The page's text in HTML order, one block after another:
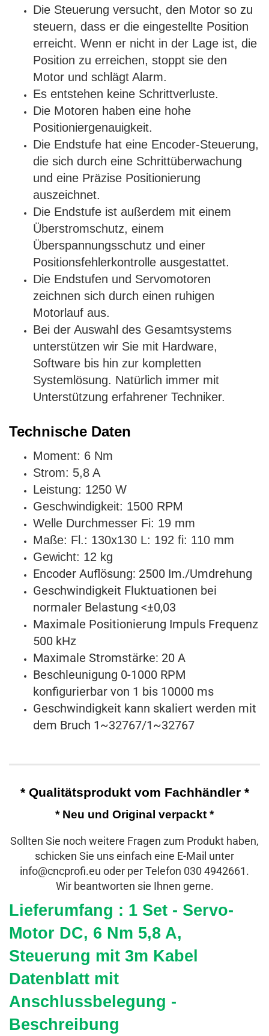
Die Steuerung versucht, den Motor so zu
steuern, dass er die eingestellte Position
erreicht. Wenn er nicht in der Lage ist, die
Position zu erreichen, stoppt sie den
Motor und schlägt Alarm.
Es entstehen keine Schrittverluste.
Die Motoren haben eine hohe
Positioniergenauigkeit.
Die Endstufe hat eine Encoder-Steuerung,
die sich durch eine Schrittüberwachung
und eine Präzise Positionierung
auszeichnet.
Die Endstufe ist außerdem mit einem
Überstromschutz, einem
Überspannungsschutz und einer
Positionsfehlerkontrolle ausgestattet.
Die Endstufen und Servomotoren
zeichnen sich durch einen ruhigen
Motorlauf aus.
Bei der Auswahl des Gesamtsystems
unterstützen wir Sie mit Hardware,
Software bis hin zur kompletten
Systemlösung. Natürlich immer mit
Unterstützung erfahrener Techniker.
Technische Daten
Moment: 6 Nm
Strom: 5,8 A
Leistung: 1250 W
Geschwindigkeit: 1500 RPM
Welle Durchmesser Fi: 19 mm
Maße: Fl.: 130x130 L: 192 fi: 110 mm
Gewicht: 12 kg
Encoder Auflösung: 2500 Im./Umdrehung
Geschwindigkeit Fluktuationen bei
normaler Belastung <±0,03
Maximale Positionierung Impuls Frequenz
500 kHz
Maximale Stromstärke: 20 A
Beschleunigung 0-1000 RPM
konfigurierbar von 1 bis 10000 ms
Geschwindigkeit kann skaliert werden mit
dem Bruch 1~32767/1~32767
* Qualitätsprodukt vom Fachhändler *
* Neu und Original verpackt *
Sollten Sie noch weitere Fragen zum Produkt haben,
schicken Sie uns einfach eine E-Mail unter
info@cncprofi.eu oder per Telefon 030 4942661.
Wir beantworten sie Ihnen gerne.
Lieferumfang : 1 Set - Servo-
Motor DC, 6 Nm 5,8 A,
Steuerung mit 3m Kabel
Datenblatt mit
Anschlussbelegung -
Beschreibung